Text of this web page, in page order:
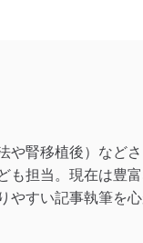
や腎移植後）など
も担当。現在は豊
すい記事執筆を心